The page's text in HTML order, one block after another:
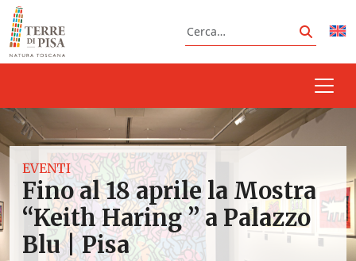
Vai al contenuto
Cerca
Cerca
EVENTI
Fino al 18 aprile la Mostra
“Keith Haring ” a Palazzo
Blu | Pisa